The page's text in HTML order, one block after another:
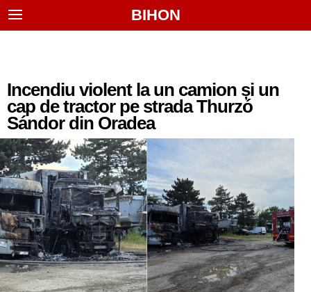
BIHON
Incendiu violent la un camion și un
cap de tractor pe strada Thurzó
Sándor din Oradea